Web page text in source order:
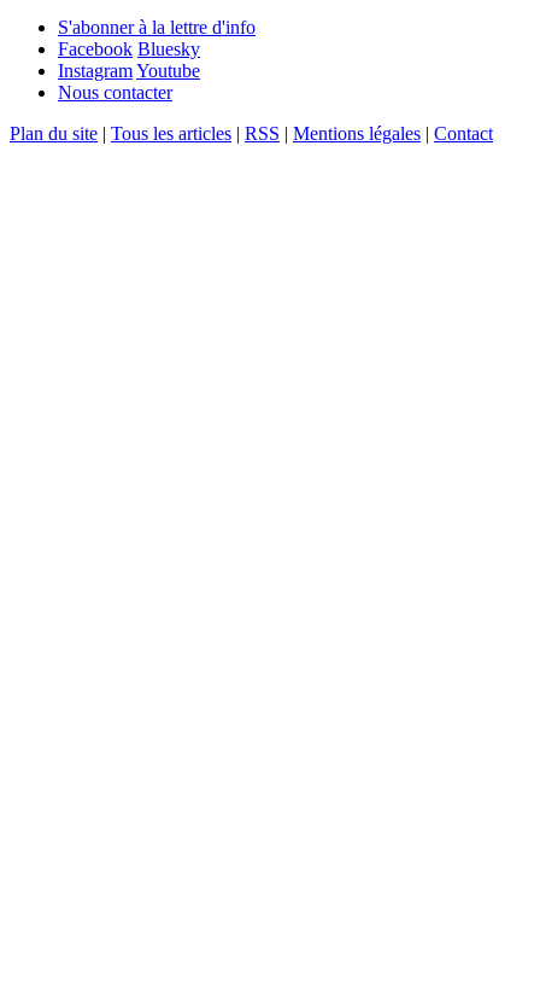
S'abonner à la lettre d'info
Facebook Bluesky
InstagramYoutube
Nous contacter
Plan du site | Tous les articles | RSS | Mentions légales | Contact